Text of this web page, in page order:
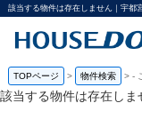
該当する物件は存在しません｜宇都
TOPページ > 物件検索 >-
該当する物件は存在しま